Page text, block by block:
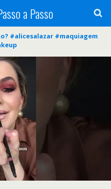
a Passo
#alicesalazar #maquiagem